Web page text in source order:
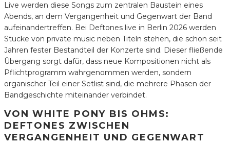
Live werden diese Songs zum zentralen Baustein eines
Abends, an dem Vergangenheit und Gegenwart der Band
aufeinandertreffen. Bei Deftones live in Berlin 2026 werden
Stücke von private music neben Titeln stehen, die schon seit
Jahren fester Bestandteil der Konzerte sind. Dieser fließende
Übergang sorgt dafür, dass neue Kompositionen nicht als
Pflichtprogramm wahrgenommen werden, sondern
organischer Teil einer Setlist sind, die mehrere Phasen der
Bandgeschichte miteinander verbindet.
VON WHITE PONY BIS OHMS:
DEFTONES ZWISCHEN
VERGANGENHEIT UND GEGENWART